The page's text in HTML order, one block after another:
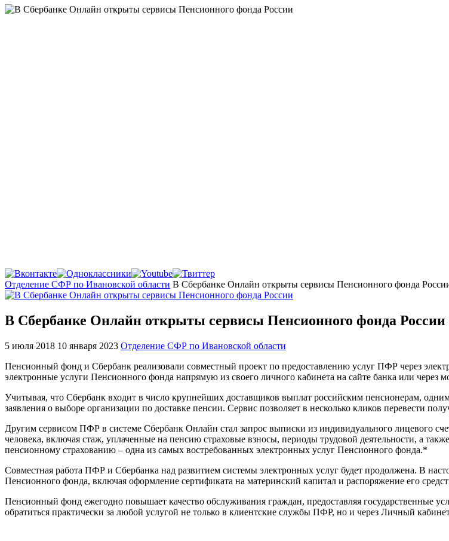
Главная
Отделение СФР по Ивановской области В Сбербанке Онлайн открыты сервисы Пенсионного фонда
В Сбербанке Онлайн открыты сервисы Пенсионного фонда России
5 июля 2018 10 января 2023 Отделение СФР по Ивановской области
Пенсионный фонд и Сбербанк реализовали совместный проект по предоставлению услуг ПФР через
электронные услуги Пенсионного фонда напрямую из своего личного кабинета на сайте банка или через
Учитывая, что Сбербанк входит в число крупнейших доставщиков выплат российским пенсионерам,
заявления о выборе организации по доставке пенсии. Сервис позволяет в несколько кликов перевести
Другим сервисом ПФР в системе Сбербанк Онлайн стал запрос выписки из индивидуального лицевого
человека, включая стаж, уплаченные на пенсию страховые взносы, периоды трудовой деятельности, а
пенсионному страхованию – одна из самых востребованных электронных услуг Пенсионного фонда.*
Совместная работа ПФР и Сбербанка над развитием системы электронных услуг будет продолжена. В
Пенсионного фонда, включая оформление сертификата на материнский капитал и распоряжение его
Пенсионный фонд ежегодно повышает качество обслуживания граждан, предоставляя государственные
обратиться практически за любой услугой не только в клиентские службы ПФР, но и через Личный